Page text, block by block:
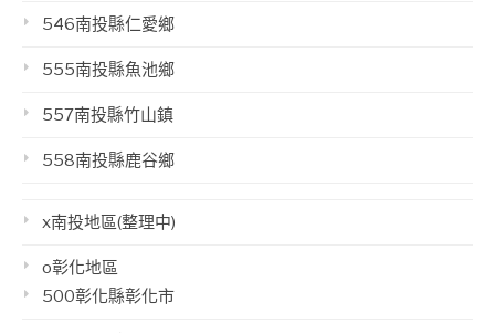
546南投縣仁愛鄉
555南投縣魚池鄉
557南投縣竹山鎮
558南投縣鹿谷鄉
x南投地區(整理中)
o彰化地區
500彰化縣彰化市